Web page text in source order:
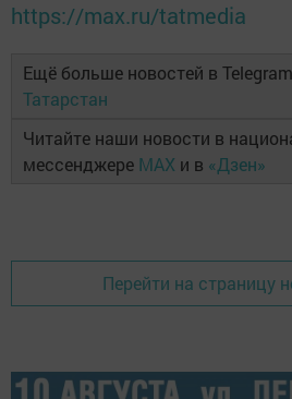
https://max.ru/tatmedia
Ещё больше новостей в
Татарстан
Читайте наши новости в
мессенджере MAX и в «Дзен»
Перейти на страницу